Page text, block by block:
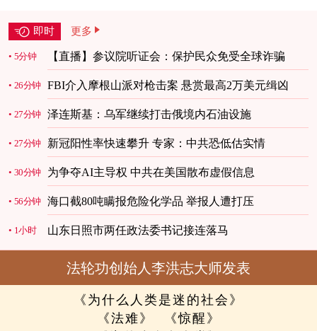
即时 更多
5分钟 【直播】参议院听证会：保护民众免受全球诈骗
26分钟 FBI介入摩根山派对枪击案 悬赏最高2万美元缉凶
27分钟 泽连斯基：乌军继续打击俄境内石油设施
27分钟 新冠阳性率快速攀升 专家：中共恐低估实情
30分钟 为争夺AI主导权 中共在美国散布虚假信息
56分钟 海口截80吨瞒报危险化学品 举报人遭打压
1小时 山东日照市两任政法委书记接连落马
法轮功创始人李洪志大师发表
《为什么人类是迷的社会》
《法难》
《惊醒》